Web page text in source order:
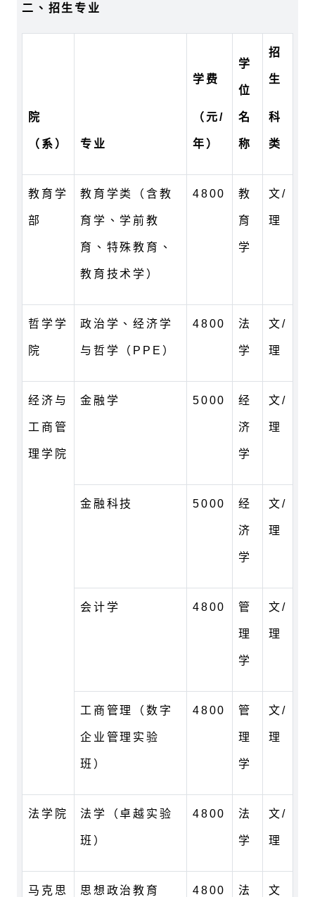
二、招生专业
院
（系） 专业
学费
（元/
年）
学
位
名
称
招
生
科
类
教育学
部
教育学类（含教
育学、学前教
育、特殊教育、
教育技术学）
4800 教
育
学
文/
理
哲学学
院
政治学、经济学
与哲学（PPE）
4800 法
学
文/
理
经济与
工商管
理学院
金融学 5000 经
济
学
文/
理
金融科技 5000 经
济
学
文/
理
会计学 4800 管
理
学
文/
理
工商管理（数字
企业管理实验
班）
4800 管
理
学
文/
理
法学院 法学（卓越实验
班）
4800 法
学
文/
理
马克思 思想政治教育 4800 法 文